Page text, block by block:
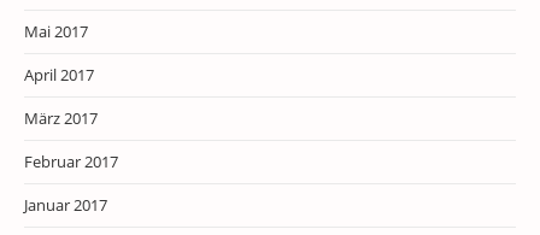
Mai 2017
April 2017
März 2017
Februar 2017
Januar 2017